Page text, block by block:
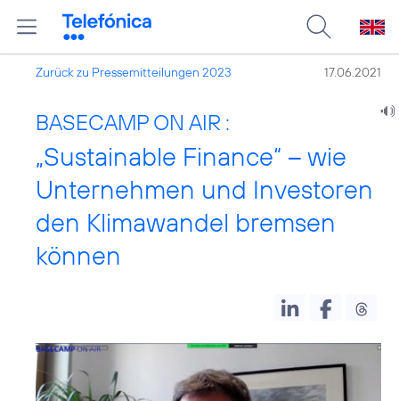
Zurück zu Pressemitteilungen 2023 17.06.2021
BASECAMP ON AIR :
„Sustainable Finance“ – wie
Unternehmen und Investoren
den Klimawandel bremsen
können